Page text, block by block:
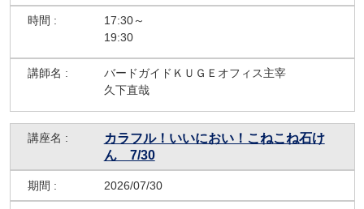
17:30～
19:30
バードガイドＫＵＧＥオフィス主宰
久下直哉
カラフル！いいにおい！こねこね石け
ん 7/30
2026/07/30